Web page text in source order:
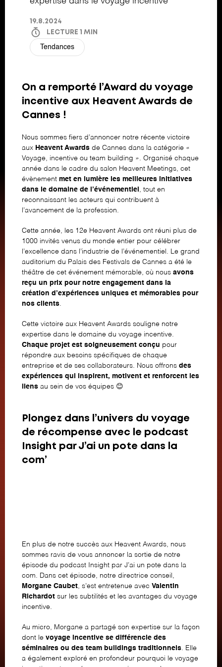
19.8.2024
LECTURE 1 MIN
Tendances
On a remporté l’Award du voyage
incentive aux Heavent Awards de
Cannes !
Nous sommes fiers d’annoncer notre récente victoire
aux Heavent Awards de Cannes dans la catégorie «
Voyage, incentive ou team building ». Organisé chaque
année dans le cadre du salon Heavent Meetings, cet
évènement met en lumière les meilleures initiatives
dans le domaine de l’événementiel , tout en
reconnaissant les acteurs qui contribuent à
l’avancement de la profession.
Cette année, les 12e Heavent Awards ont réuni plus de
1000 invités venus du monde entier pour célébrer
l’excellence dans l’industrie de l’événementiel. Le grand
auditorium du Palais des Festivals de Cannes a été le
théâtre de cet événement mémorable, où nous avons
reçu un prix pour notre engagement dans la
création d’expériences uniques et mémorables pour
nos clients.
Cette victoire aux Heavent Awards souligne notre
expertise dans le domaine du voyage incentive.
Chaque projet est soigneusement conçu pour
répondre aux besoins spécifiques de chaque
entreprise et de ses collaborateurs. Nous offrons des
expériences qui inspirent, motivent et renforcent les
liens au sein de vos équipes 😊
Plongez dans l’univers du voyage
de récompense avec le podcast
Insight par J’ai un pote dans la
com’
En plus de notre succès aux Heavent Awards, nous
sommes ravis de vous annoncer la sortie de notre
épisode du podcast Insight par J’ai un pote dans la
com. Dans cet épisode, notre directrice conseil,
Morgane Caubet, s’est entretenue avec Valentin
Richardot sur les subtilités et les avantages du voyage
incentive.
Au micro, Morgane a partagé son expertise sur la façon
dont le voyage incentive se différencie des
séminaires ou des team buildings traditionnels. Elle
a également exploré en profondeur pourquoi le voyage